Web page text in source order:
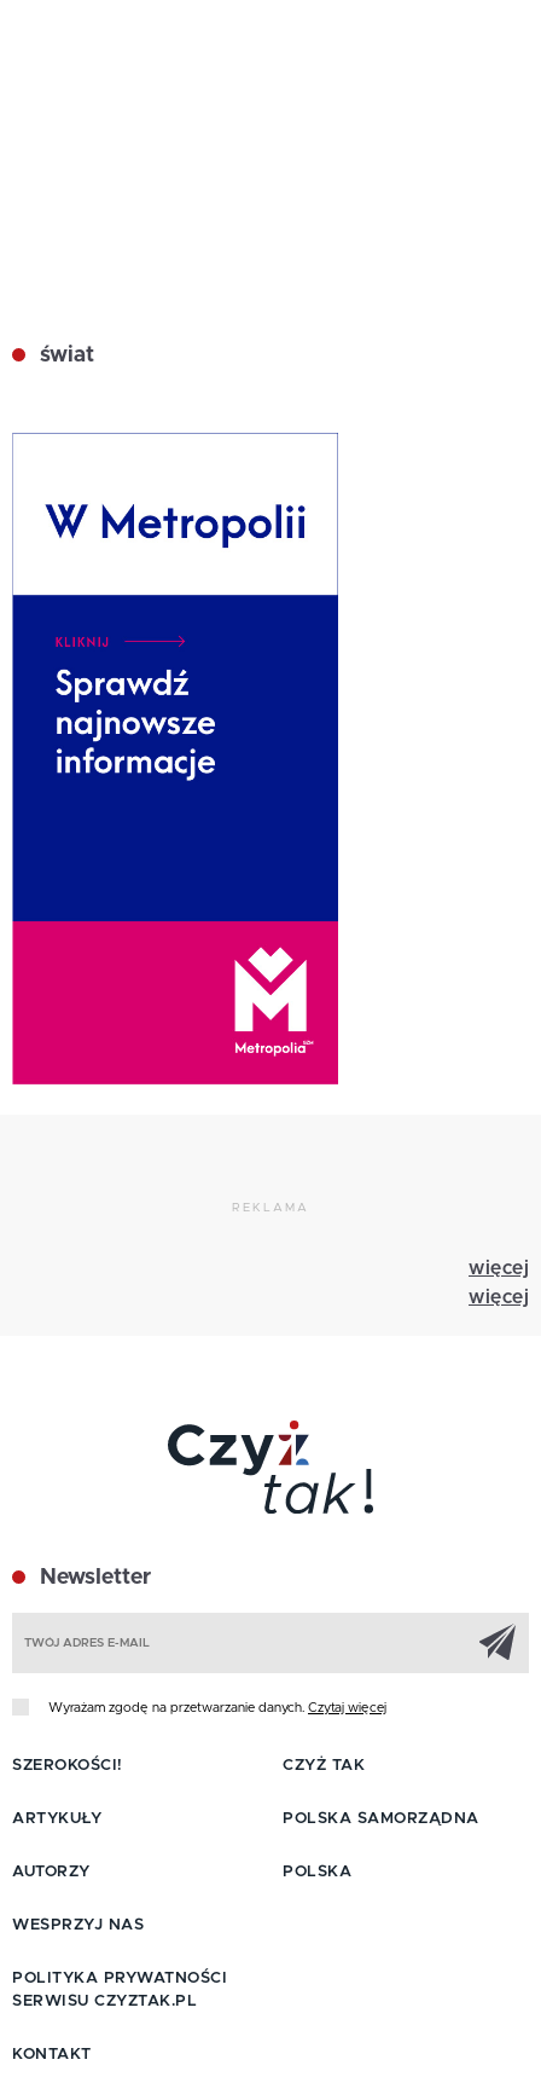
świat
REKLAMA
więcej
więcej
Newsletter
Wyrażam zgodę na przetwarzanie danych. Czytaj więcej
SZEROKOŚCI!
ARTYKUŁY
AUTORZY
CZYŻ TAK
POLSKA SAMORZĄDNA
POLSKA
WESPRZYJ NAS
POLITYKA PRYWATNOŚCI
SERWISU CZYZTAK.PL
KONTAKT